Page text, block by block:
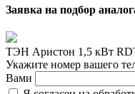
Заявка на подбор
ТЭН Аристон 1,5 кВт
Укажите номер вашего
Вами